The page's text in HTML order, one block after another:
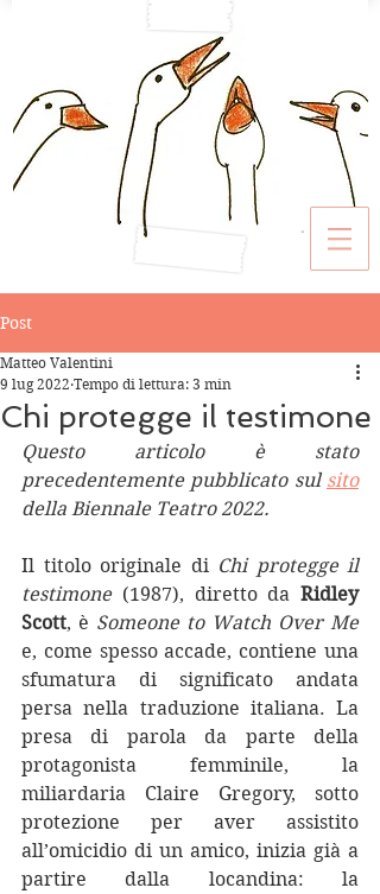
Post
Chi protegge il testimone
Matteo Valentini
9 lug 2022 Tempo di lettura: 3 min
Questo articolo è stato
precedentemente pubblicato sul sito
della Biennale Teatro 2022.
Il titolo originale di Chi protegge il
testimone (1987), diretto da Ridley
Scott, è
Someone to Watch Over Me
e, come spesso accade, contiene una
sfumatura di significato andata
persa nella traduzione italiana. La
presa di parola da parte della
protagonista femminile, la
miliardaria Claire Gregory, sotto
protezione per aver assistito
all’omicidio di un amico, inizia già a
partire dalla locandina: la